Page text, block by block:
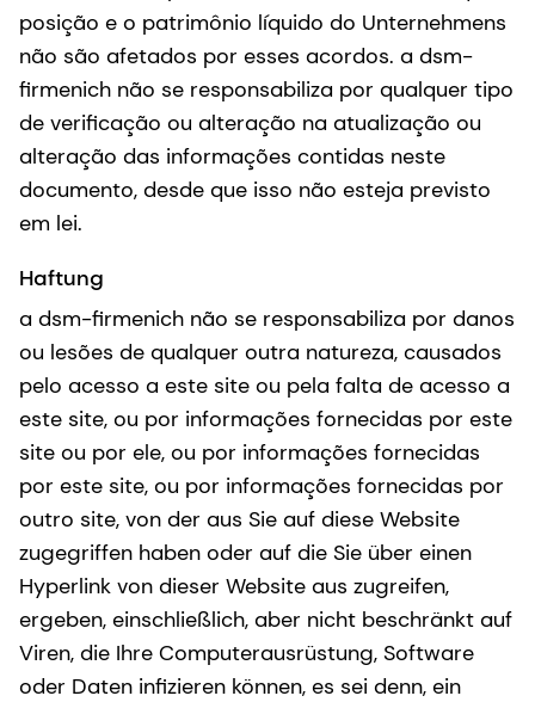
posição e o patrimônio líquido do Unternehmens
não são afetados por esses acordos. a dsm-
firmenich não se responsabiliza por qualquer tipo
de verificação ou alteração na atualização ou
alteração das informações contidas neste
documento, desde que isso não esteja previsto
em lei.
Haftung
a dsm-firmenich não se responsabiliza por danos
ou lesões de qualquer outra natureza, causados
pelo acesso a este site ou pela falta de acesso a
este site, ou por informações fornecidas por este
site ou por ele, ou por informações fornecidas
por este site, ou por informações fornecidas por
outro site, von der aus Sie auf diese Website
zugegriffen haben oder auf die Sie über einen
Hyperlink von dieser Website aus zugreifen,
ergeben, einschließlich, aber nicht beschränkt auf
Viren, die Ihre Computerausrüstung, Software
oder Daten infizieren können, es sei denn, ein